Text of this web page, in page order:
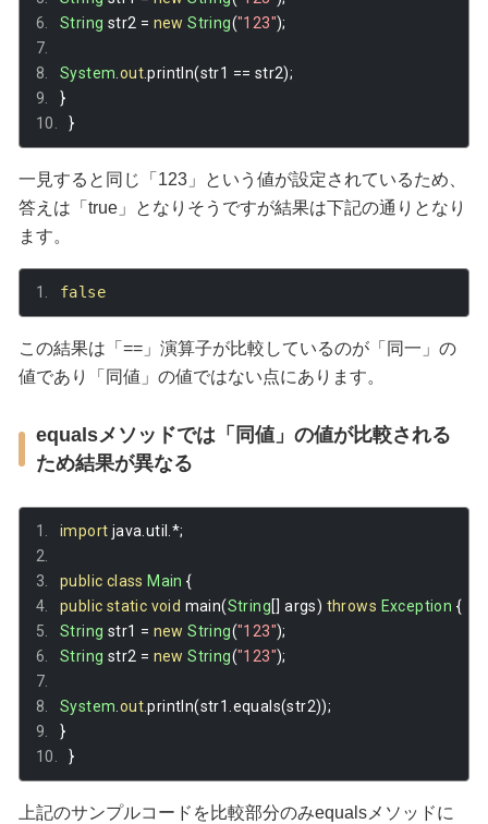
String str2 = new String("123");
System.out.println(str1 == str2);
}
}
一見すると同じ「123」という値が設定されているため、
答えは「true」となりそうですが結果は下記の通りとなり
ます。
false
この結果は「==」演算子が比較しているのが「同一」の
値であり「同値」の値ではない点にあります。
equalsメソッドでは「同値」の値が比較される
ため結果が異なる
import java.util.*;
public class Main {
public static void main(String[] args) throws Exception {
String str1 = new String("123");
String str2 = new String("123");
System.out.println(str1.equals(str2));
}
}
上記のサンプルコードを比較部分のみequalsメソッドに